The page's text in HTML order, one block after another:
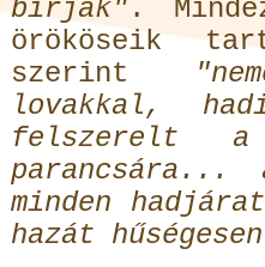
bírják" .
örököseik
szerint
lovakkal,
felszerelt
parancsára...
minden
hazát